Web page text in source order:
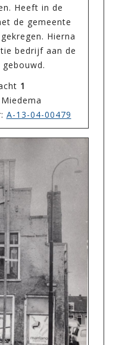
Heeft in de
de gemeente
Hierna
bedrijf aan de
1
A-13-04-00479